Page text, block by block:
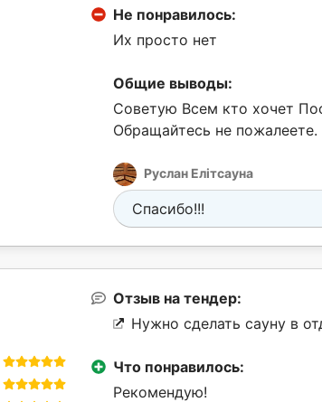
Не понравилось:
Их просто нет
Общие выводы:
Советую Всем кто хочет
Обращайтесь не пожалеете.
Руслан Елітсауна
Спасибо!!!
Отзыв на тендер:
Нужно сделать сауну в
Что понравилось:
Рекомендую!